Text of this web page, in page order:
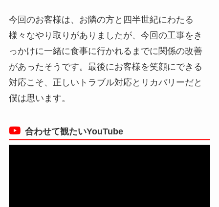
今回のお客様は、お隣の方と四半世紀にわたる
様々なやり取りがありましたが、今回の工事をき
っかけに一緒に食事に行かれるまでに関係の改善
があったそうです。最後にお客様を笑顔にできる
対応こそ、正しいトラブル対応とリカバリーだと
僕は思います。
合わせて観たいYouTube